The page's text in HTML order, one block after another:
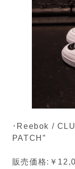
･Reebok /
PATCH”
販売価格:￥